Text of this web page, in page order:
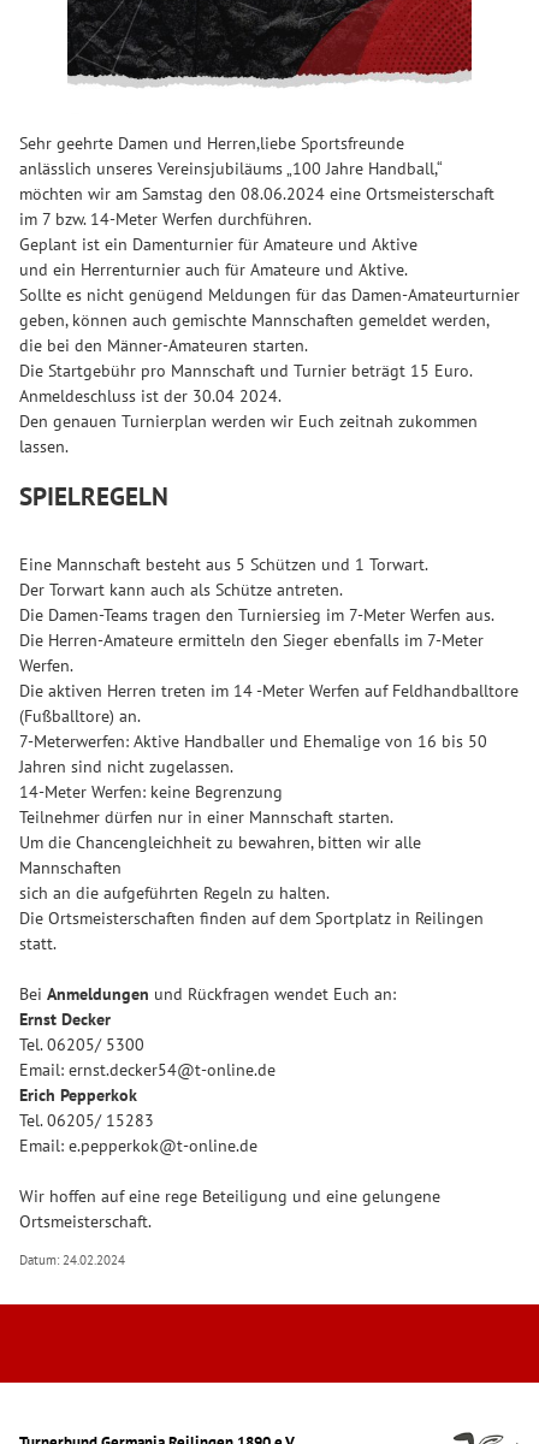
Sehr geehrte Damen und Herren,liebe Sportsfreunde
anlässlich unseres Vereinsjubiläums „100 Jahre Handball,“
möchten wir am Samstag den 08.06.2024 eine Ortsmeisterschaft
im 7 bzw. 14-Meter Werfen durchführen.
Geplant ist ein Damenturnier für Amateure und Aktive
und ein Herrenturnier auch für Amateure und Aktive.
Sollte es nicht genügend Meldungen für das Damen-Amateurturnier
geben, können auch gemischte Mannschaften gemeldet werden,
die bei den Männer-Amateuren starten.
Die Startgebühr pro Mannschaft und Turnier beträgt 15 Euro.
Anmeldeschluss ist der 30.04 2024.
Den genauen Turnierplan werden wir Euch zeitnah zukommen
lassen.
SPIELREGELN
Eine Mannschaft besteht aus 5 Schützen und 1 Torwart.
Der Torwart kann auch als Schütze antreten.
Die Damen-Teams tragen den Turniersieg im 7-Meter Werfen aus.
Die Herren-Amateure ermitteln den Sieger ebenfalls im 7-Meter
Werfen.
Die aktiven Herren treten im 14 -Meter Werfen auf Feldhandballtore
(Fußballtore) an.
7-Meterwerfen: Aktive Handballer und Ehemalige von 16 bis 50
Jahren sind nicht zugelassen.
14-Meter Werfen: keine Begrenzung
Teilnehmer dürfen nur in einer Mannschaft starten.
Um die Chancengleichheit zu bewahren, bitten wir alle
Mannschaften
sich an die aufgeführten Regeln zu halten.
Die Ortsmeisterschaften finden auf dem Sportplatz in Reilingen
statt.
Bei Anmeldungen und Rückfragen wendet Euch an:
Ernst Decker
Tel. 06205/ 5300
Email: ernst.decker54@t-online.de
Erich Pepperkok
Tel. 06205/ 15283
Email: e.pepperkok@t-online.de
Wir hoffen auf eine rege Beteiligung und eine gelungene
Ortsmeisterschaft.
Datum: 24.02.2024